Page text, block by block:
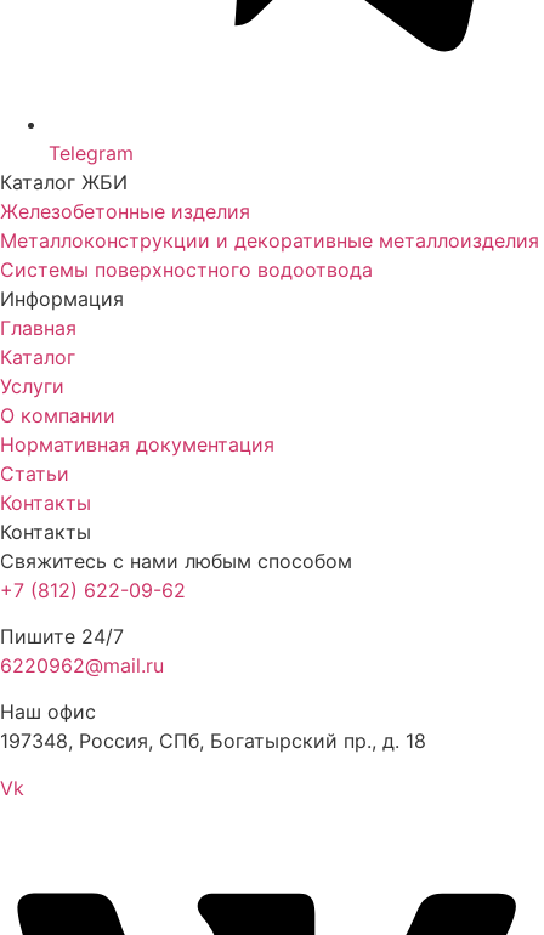
Telegram
Каталог ЖБИ
Железобетонные изделия
Металлоконструкции и декоративные металлоизделия
Системы поверхностного водоотвода
Информация
Главная
Каталог
Услуги
О компании
Нормативная документация
Статьи
Контакты
Контакты
Свяжитесь с нами любым способом
+7 (812) 622-09-62
Пишите 24/7
6220962@mail.ru
Наш офис
197348, Россия, СПб, Богатырский пр., д. 18
Vk